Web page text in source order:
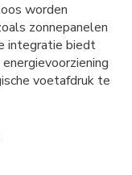
worden
zonnepanelen
integratie biedt
voetafdruk te